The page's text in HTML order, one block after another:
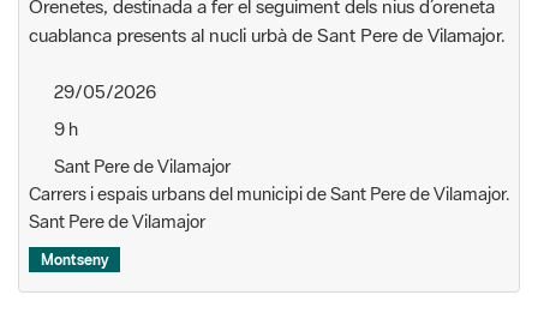
Orenetes, destinada a fer el seguiment dels nius d’oreneta
cuablanca presents al nucli urbà de Sant Pere de Vilamajor.
29/05/2026
9 h
Sant Pere de Vilamajor
Carrers i espais urbans del municipi de Sant Pere de Vilamajor.
Sant Pere de Vilamajor
Montseny